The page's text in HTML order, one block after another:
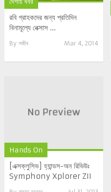
রবি গ্রাহকদের জন্য প্রতিদিন
বিনামূল্যে নেক্সাস ...
By সজীব Mar 4, 2014
Hands On
[এক্সক্লুসিভ] হ্যান্ডস-অন রিভিউঃ
Symphony Xplorer ZII